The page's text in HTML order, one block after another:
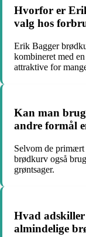
Hvorfor er
valg hos
Erik Bagger
kombineret med
attraktive for
Kan man
andre formål
Selvom de
brødkurv også
grøntsager.
Hvad
almindelige